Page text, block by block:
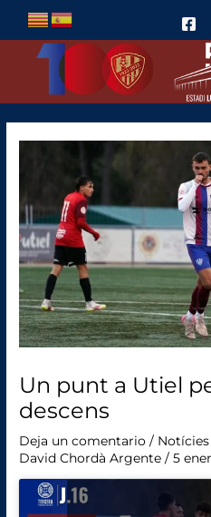
contenido
Un punt a Utiel
descens
Deja un comentario / Notícies
David Chordà Argente/5